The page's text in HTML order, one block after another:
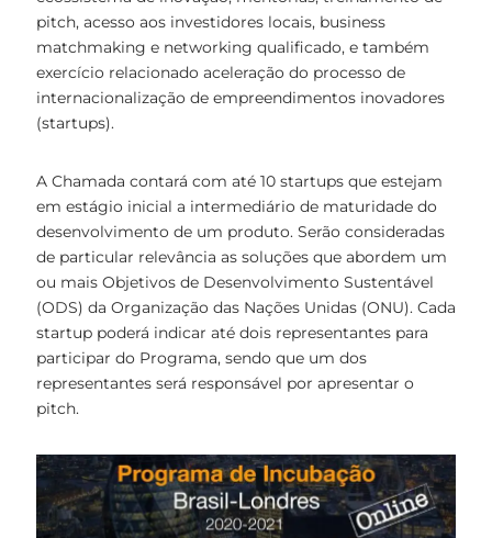
pitch, acesso aos investidores locais, business
matchmaking e networking qualificado, e também
exercício relacionado aceleração do processo de
internacionalização de empreendimentos inovadores
(startups).
A Chamada contará com até 10 startups que estejam
em estágio inicial a intermediário de maturidade do
desenvolvimento de um produto. Serão consideradas
de particular relevância as soluções que abordem um
ou mais Objetivos de Desenvolvimento Sustentável
(ODS) da Organização das Nações Unidas (ONU). Cada
startup poderá indicar até dois representantes para
participar do Programa, sendo que um dos
representantes será responsável por apresentar o
pitch.